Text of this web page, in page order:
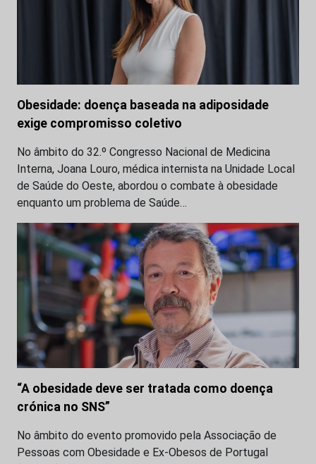
Obesidade: doença baseada na adiposidade
exige compromisso coletivo
No âmbito do 32.º Congresso Nacional de Medicina
Interna, Joana Louro, médica internista na Unidade Local
de Saúde do Oeste, abordou o combate à obesidade
enquanto um problema de Saúde…
“A obesidade deve ser tratada como doença
crónica no SNS”
No âmbito do evento promovido pela Associação de
Pessoas com Obesidade e Ex-Obesos de Portugal